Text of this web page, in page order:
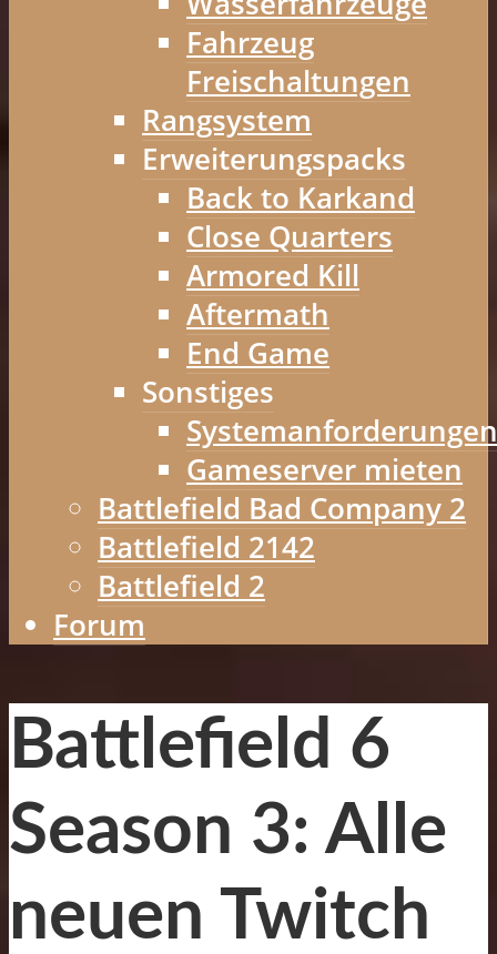
Fahrzeug
Freischaltungen
Rangsystem
Erweiterungspacks
Back to Karkand
Close Quarters
Armored Kill
Aftermath
End Game
Sonstiges
Systemanforderungen
Gameserver mieten
Battlefield Bad Company 2
Battlefield 2142
Battlefield 2
Forum
Battlefield 6
Season 3: Alle
neuen Twitch